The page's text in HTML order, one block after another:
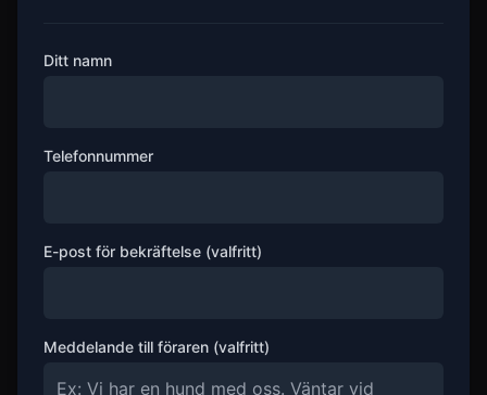
Ditt namn
Telefonnummer
E-post för bekräftelse (valfritt)
Meddelande till föraren (valfritt)